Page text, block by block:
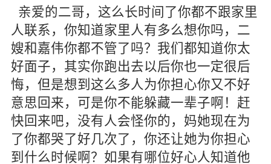
亲爱的二哥，这么长时间了你都不跟家里
人联系，你知道家里人有多么想你吗，二
嫂和嘉伟你都不管了吗？我们都知道你太
好面子，其实你跑出去以后你也一定很后
悔，但是想到这么多人为你担心你又不好
意思回来，可是你不能躲藏一辈子啊！赶
快回来吧，没有人会怪你的，妈她现在为
了你都哭了好几次了，你还让她为你担心
到什么时候啊？如果有哪位好心人知道他